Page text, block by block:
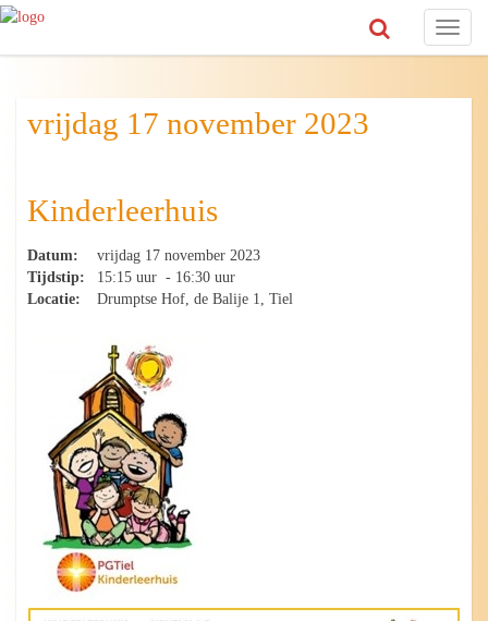
Toggle
vrijdag 17 november 2023
Kinderleerhuis
Datum:
vrijdag 17 november 2023
Tijdstip:
15:15 uur - 16:30 uur
Locatie:
Drumptse Hof, de Balije 1, Tiel